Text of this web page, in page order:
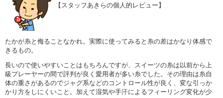
【スタッフあきらの個人的レビュー】
たかが糸と侮ることなかれ。実際に使ってみると糸の差はかなり体感で
きるもの。
長いので使いやすいことはもちろんですが、スイーツの糸は以前から上
級プレーヤーの間で評判が良く愛用者が多い糸でした。その理由は糸自
体の重さがあるのでジャグ系などのコントロール性が良く、変な引っか
かり方をしにくいこと。加えて湿気や手汗によるフィーリング変化が少